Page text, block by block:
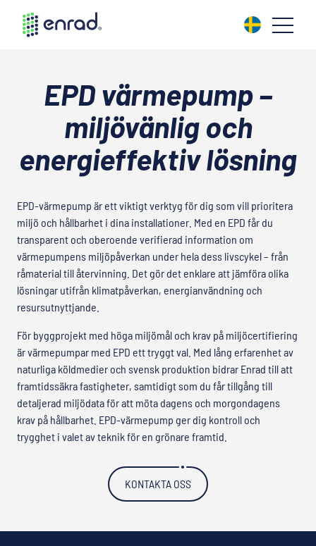
EPD värmepump –
miljövänlig och
energieffektiv lösning
EPD-värmepump är ett viktigt verktyg för dig som vill prioritera
miljö och hållbarhet i dina installationer. Med en EPD får du
transparent och oberoende verifierad information om
värmepumpens miljöpåverkan under hela dess livscykel – från
råmaterial till återvinning. Det gör det enklare att jämföra olika
lösningar utifrån klimatpåverkan, energianvändning och
resursutnyttjande.
För byggprojekt med höga miljömål och krav på miljöcertifiering
är värmepumpar med EPD ett tryggt val. Med lång erfarenhet av
naturliga köldmedier och svensk produktion bidrar Enrad till att
framtidssäkra fastigheter, samtidigt som du får tillgång till
detaljerad miljödata för att möta dagens och morgondagens
krav på hållbarhet. EPD-värmepump ger dig kontroll och
trygghet i valet av teknik för en grönare framtid.
KONTAKTA OSS